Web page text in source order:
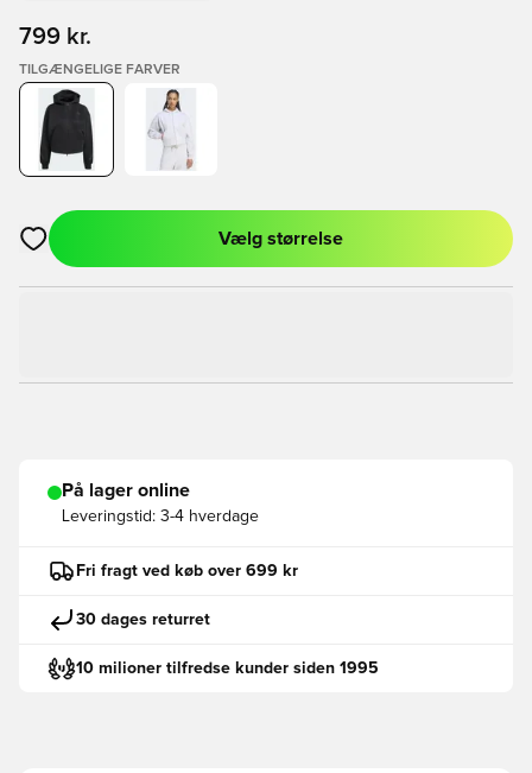
799 kr.
TILGÆNGELIGE FARVER
Åbner en Modal til at logge ind eller tilmelde dig som medlem
Vælg størrelse
På lager online
Leveringstid: 3-4 hverdage
Fri fragt ved køb over 699 kr
30 dages returret
10 milioner tilfredse kunder siden 1995